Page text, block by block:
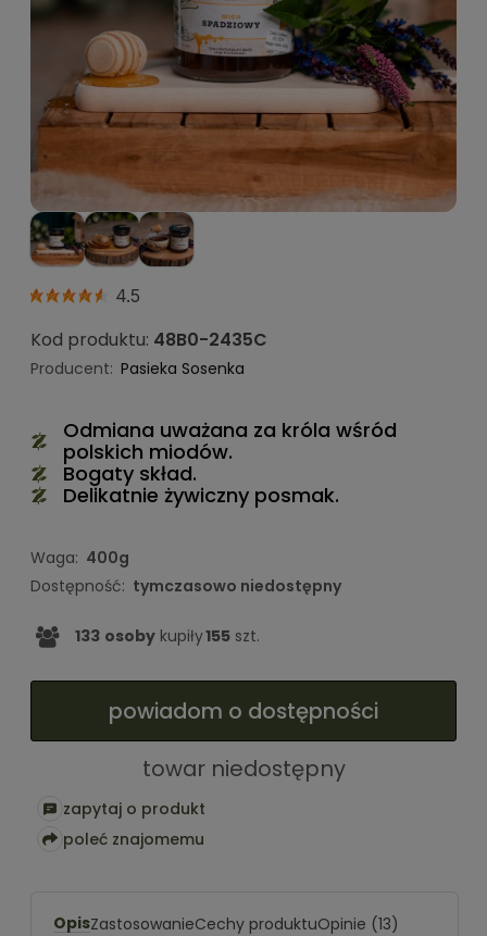
4.5
Kod produktu: 48B0-2435C
Producent: Pasieka Sosenka
Odmiana uważana za króla wśród
polskich miodów.
Bogaty skład.
Delikatnie żywiczny posmak.
Waga: 400g
Dostępność: tymczasowo niedostępny
133 osoby kupiły155 szt.
powiadom o dostępności
towar niedostępny
zapytaj o produkt
poleć znajomemu
OpisZastosowanieCechy produktuOpinie (13)